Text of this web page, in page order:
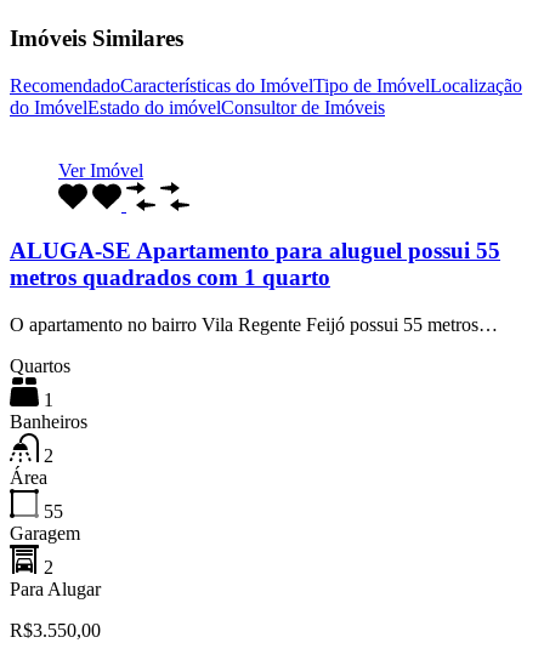
Imóveis Similares
RecomendadoCaracterísticas do ImóvelTipo de ImóvelLocalização
do ImóvelEstado do imóvelConsultor de Imóveis
Ver Imóvel
ALUGA-SE Apartamento para aluguel possui 55
metros quadrados com 1 quarto
O apartamento no bairro Vila Regente Feijó possui 55 metros…
Quartos
1
Banheiros
2
Área
55
Garagem
2
Para Alugar
R$3.550,00